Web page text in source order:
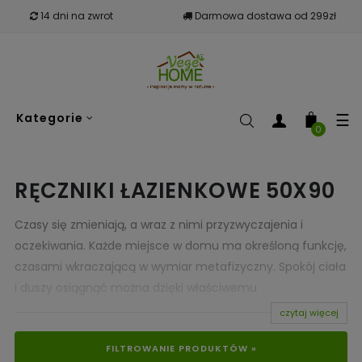
14 dni na zwrot Darmowa dostawa od 299zł
Kategorie ☰
0
RĘCZNIKI ŁAZIENKOWE 50X90
Czasy się zmieniają, a wraz z nimi przyzwyczajenia i
oczekiwania. Każde miejsce w domu ma określoną funkcję,
czasami wkraczającą w wymiar metafizyczny. Spokój ciała
zagospodarowaniu i urządzaniu przestrzeni. Aby łazienka
mogła stać się oazą spokoju, każdy jej element wymaga
szczególnej troski. Harmonia barw i wzorów jest ważna dla
czytaj więcej
FILTROWANIE PRODUKTÓW »